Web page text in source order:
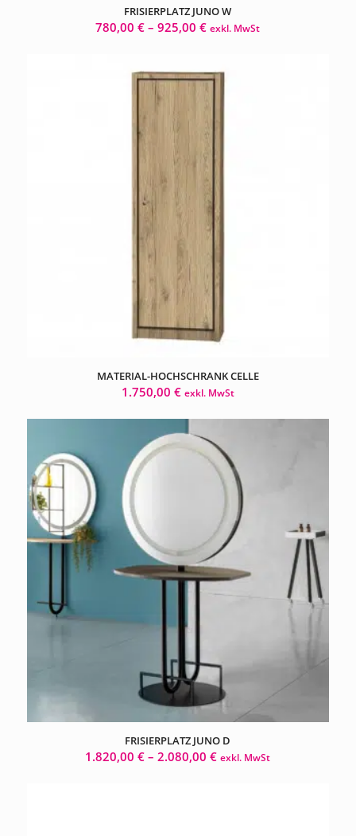
FRISIERPLATZ JUNO W
780,00€ –925,00€ exkl. MwSt
MATERIAL-HOCHSCHRANK CELLE
1.750,00 € exkl. MwSt
FRISIERPLATZ JUNO D
1.820,00€ –2.080,00€ exkl. MwSt